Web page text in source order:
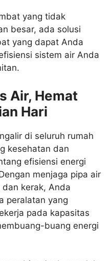
yang tidak
besar, ada solusi
yang dapat Anda
sistem air Anda
Air, Hemat
Hari
di seluruh rumah
kesehatan dan
efisiensi energi
menjaga pipa air
kerak, Anda
peralatan yang
pada kapasitas
buang energi